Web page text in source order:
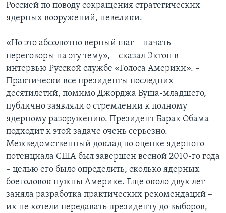
Россией по поводу сокращения стратегических
ядерных вооружений, невелики.
«Но это абсолютно верный шаг – начать
переговоры на эту тему», – сказал Эктон в
интервью Русской службе «Голоса Америки». –
Практически все президенты последних
десятилетий, помимо Джорджа Буша-младшего,
публично заявляли о стремлении к полному
ядерному разоружению. Президент Барак Обама
подходит к этой задаче очень серьезно.
Межведомственный доклад по оценке ядерного
потенциала США был завершен весной 2010-го года
– целью его было определить, сколько ядерных
боеголовок нужны Америке. Еще около двух лет
заняла разработка практических рекомендаций –
их не хотели передавать президенту до выборов,